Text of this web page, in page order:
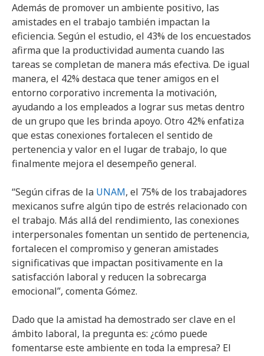
Además de promover un ambiente positivo, las
amistades en el trabajo también impactan la
eficiencia. Según el estudio, el 43% de los encuestados
afirma que la productividad aumenta cuando las
tareas se completan de manera más efectiva. De igual
manera, el 42% destaca que tener amigos en el
entorno corporativo incrementa la motivación,
ayudando a los empleados a lograr sus metas dentro
de un grupo que les brinda apoyo. Otro 42% enfatiza
que estas conexiones fortalecen el sentido de
pertenencia y valor en el lugar de trabajo, lo que
finalmente mejora el desempeño general.
“Según cifras de la UNAM, el 75% de los trabajadores
mexicanos sufre algún tipo de estrés relacionado con
el trabajo. Más allá del rendimiento, las conexiones
interpersonales fomentan un sentido de pertenencia,
fortalecen el compromiso y generan amistades
significativas que impactan positivamente en la
satisfacción laboral y reducen la sobrecarga
emocional”, comenta Gómez.
Dado que la amistad ha demostrado ser clave en el
ámbito laboral, la pregunta es: ¿cómo puede
fomentarse este ambiente en toda la empresa? El